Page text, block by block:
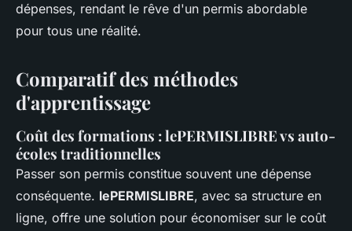
dépenses, rendant le rêve d'un permis abordable
pour tous une réalité.
Comparatif des méthodes
d'apprentissage
Coût des formations : lePERMISLIBRE vs auto-
écoles traditionnelles
Passer son permis constitue souvent une dépense
conséquente. lePERMISLIBRE, avec sa structure en
ligne, offre une solution pour économiser sur le coût